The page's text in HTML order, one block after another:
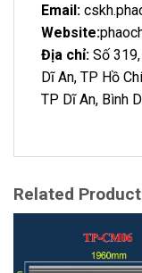
Email:
Website:
Địa chỉ: Số
Dĩ An, TP Hồ
TP Dĩ An, Bình
Related